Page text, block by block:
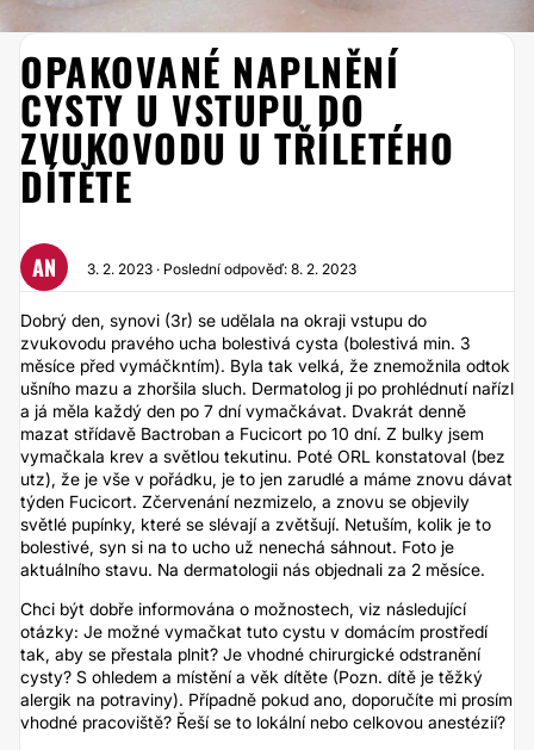
OPAKOVANÉ NAPLNĚNÍ
CYSTY U VSTUPU DO
ZVUKOVODU U TŘÍLETÉHO
DÍTĚTE
AN 3. 2. 2023 · Poslední odpověď: 8. 2. 2023
Dobrý den, synovi (3r) se udělala na okraji vstupu do
zvukovodu pravého ucha bolestivá cysta (bolestivá min. 3
měsíce před vymáčkntím). Byla tak velká, že znemožnila odtok
ušního mazu a zhoršila sluch. Dermatolog ji po prohlédnutí nařízl
a já měla každý den po 7 dní vymačkávat. Dvakrát denně
mazat střídavě Bactroban a Fucicort po 10 dní. Z bulky jsem
vymačkala krev a světlou tekutinu. Poté ORL konstatoval (bez
utz), že je vše v pořádku, je to jen zarudlé a máme znovu dávat
týden Fucicort. Zčervenání nezmizelo, a znovu se objevily
světlé pupínky, které se slévají a zvětšují. Netuším, kolik je to
bolestivé, syn si na to ucho už nenechá sáhnout. Foto je
aktuálního stavu. Na dermatologii nás objednali za 2 měsíce.
Chci být dobře informována o možnostech, viz následující
otázky: Je možné vymačkat tuto cystu v domácím prostředí
tak, aby se přestala plnit? Je vhodné chirurgické odstranění
cysty? S ohledem a místění a věk dítěte (Pozn. dítě je těžký
alergik na potraviny). Případně pokud ano, doporučíte mi prosím
vhodné pracoviště? Řeší se to lokální nebo celkovou anestézií?